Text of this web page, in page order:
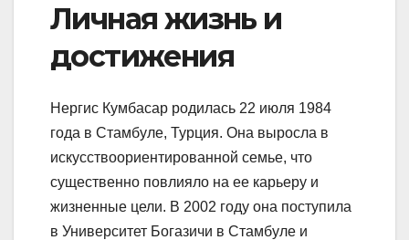
Личная жизнь и
достижения
Нергис Кумбасар родилась 22 июля 1984
года в Стамбуле, Турция. Она выросла в
искусствоориентированной семье, что
существенно повлияло на ее карьеру и
жизненные цели. В 2002 году она поступила
в Университет Богазичи в Стамбуле и